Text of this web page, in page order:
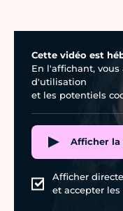
Cette vidéo est
En l'affichant, vous
d'utilisation
et les potentiels
Afficher la
Afficher
et accepter les